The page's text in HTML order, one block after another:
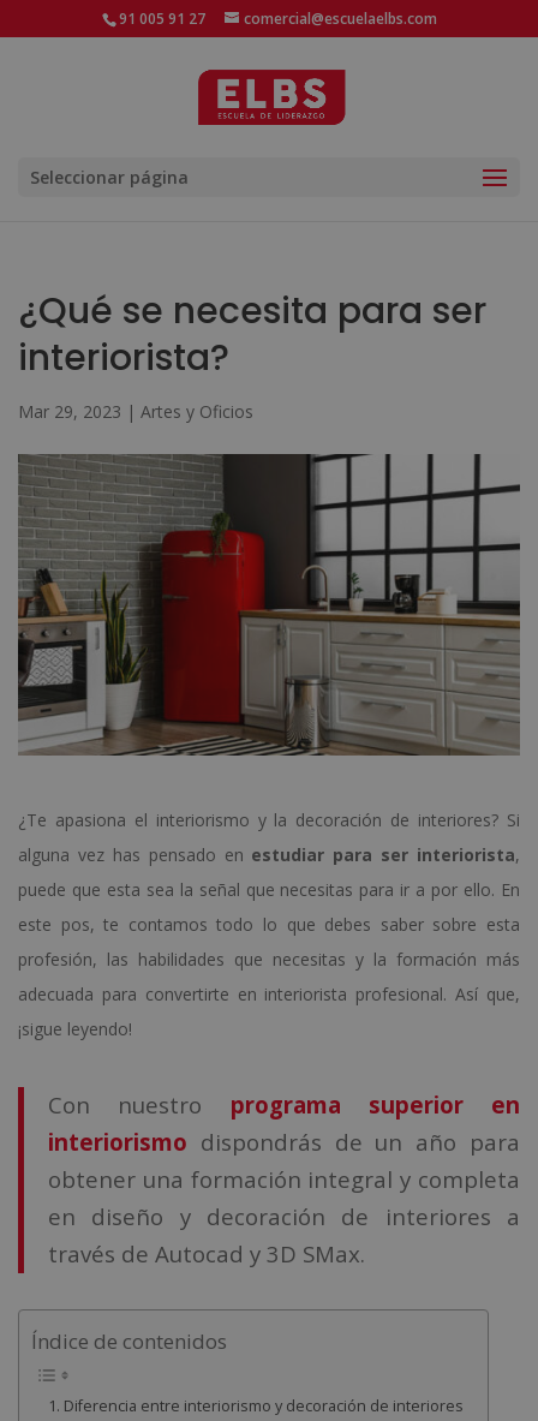
91 005 91 27 comercial@escuelaelbs.com
Seleccionar página
¿Qué se necesita para ser
interiorista?
Mar 29, 2023 | Artes y Oficios
¿Te apasiona el interiorismo y la decoración de interiores? Si
alguna vez has pensado en estudiar para ser interiorista,
puede que esta sea la señal que necesitas para ir a por ello. En
este pos, te contamos todo lo que debes saber sobre esta
profesión, las habilidades que necesitas y la formación más
adecuada para convertirte en interiorista profesional. Así que,
¡sigue leyendo!
Con nuestro programa superior en
interiorismo dispondrás de un año para
obtener una formación integral y completa
en diseño y decoración de interiores a
través de Autocad y 3D SMax.
Índice de contenidos
Diferencia entre interiorismo y decoración de interiores